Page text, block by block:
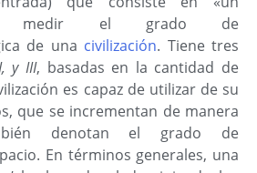
medir el grado de
de una civilización. Tiene tres
y III, basadas en la cantidad de
es capaz de utilizar de su
que se incrementan de manera
denotan el grado de
En términos generales, una